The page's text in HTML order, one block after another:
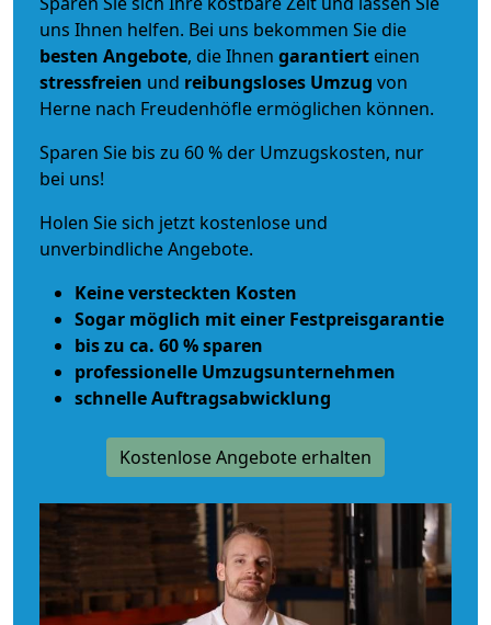
uns Ihnen helfen. Bei uns bekommen Sie die
besten Angebote, die Ihnen garantiert einen
stressfreien und reibungsloses Umzug von
Herne nach Freudenhöfle ermöglichen können.
Sparen Sie bis zu 60 % der Umzugskosten, nur
bei uns!
Holen Sie sich jetzt kostenlose und
unverbindliche Angebote.
Keine versteckten Kosten
Sogar möglich mit einer Festpreisgarantie
bis zu ca. 60 % sparen
professionelle Umzugsunternehmen
schnelle Auftragsabwicklung
Kostenlose Angebote erhalten